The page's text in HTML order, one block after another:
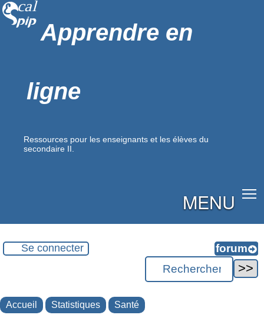
Apprendre en
ligne
Ressources pour les enseignants et les élèves du
secondaire II.
MENU
Se connecter
Accueil Statistiques Santé